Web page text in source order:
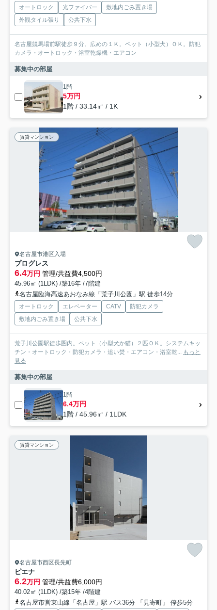
オートロック 光ファイバー
敷地内ごみ置き場
外観タイル張り
公共下水
名古屋競馬場前駅徒歩９分。広めの１Ｋ。ペット（小型犬）ＯＫ。防犯
カメラ・オートロック・浴室乾燥機・エアコン
募集中の部屋
1階
5万円
1階 / 33.14㎡ / 1K
賃貸マンション
名古屋市港区入場
プログレス
6.4万円 管理/共益費4,500円
45.96㎡ (1LDK) /築16年 /7階建
名古屋臨海高速あおなみ線「荒子川公園」駅 徒歩14分
オートロック エレベーター CATV
防犯カメラ
敷地内ごみ置き場
公共下水
荒子川公園駅徒歩圏内。ペット（小型犬か猫）２匹ＯＫ。システムキッ
チン・オートロック・防犯カメラ・追い焚・エアコン・浴室乾... もっと
見る
募集中の部屋
1階
6.4万円
1階 / 45.96㎡ / 1LDK
賃貸マンション
名古屋市西区長先町
ピエナ
6.2万円 管理/共益費6,000円
40.02㎡ (1LDK) /築15年 /4階建
名古屋市営東山線「名古屋」駅 バス36分 「見寄町」 停歩5分